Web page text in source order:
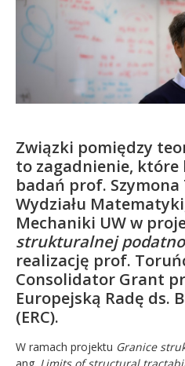
Kandydat
Absolwent
Związki pomiędzy
to zagadnienie,
badań prof. Szymona
Wydziału
Mechaniki UW w
strukturalnej
realizację prof.
Consolidator Grant
Europejską Radę ds.
(ERC).
W ramach projektu Granice